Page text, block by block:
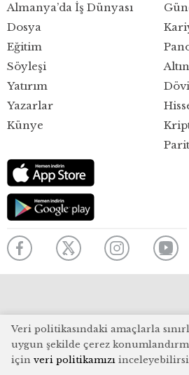
Almanya’da İş Dünyası
Dosya
Eğitim
Söyleşi
Yatırım
Yazarlar
Künye
Veri politikasındaki amaçlarla
uygun şekilde çerez
için veri politikamızı